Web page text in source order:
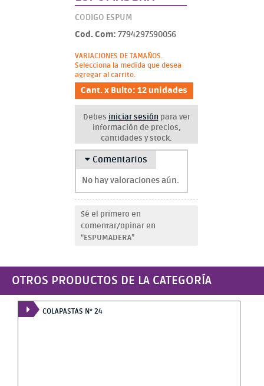
CODIGO ESPUM
Cod. Com: 7794297590056
VARIACIONES DE TAMAÑOS.
Selecciona la medida que desea
agregar al carrito.
Cant. x Bulto: 12 unidades
Debes iniciar sesión para ver
información de precios,
cantidades y stock.
Comentarios
No hay valoraciones aún.
Sé el primero en
comentar/opinar en
“ESPUMADERA”
OTROS PRODUCTOS DE LA CATEGORÍA
COLAPASTAS N* 24